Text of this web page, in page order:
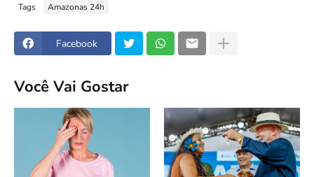
Tags Amazonas 24h
Facebook
Você Vai Gostar